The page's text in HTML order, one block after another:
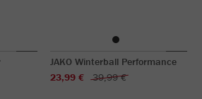
JAKO Winterball Performance
23,99 €
39,99 €